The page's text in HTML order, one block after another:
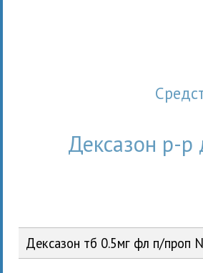
Дексазон р-
Дексазон тб 0.5мг фл п/проп